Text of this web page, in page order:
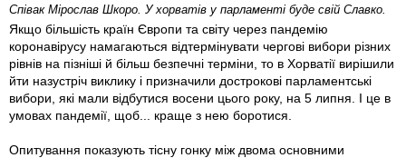
Співак Мірослав Шкоро. У хорватів у парламенті буде свій Славко.
Якщо більшість країн Європи та світу через пандемію
коронавірусу намагаються відтермінувати чергові ви­бори різних
рівнів на пізніші й більш безпечні терміни, то в Хорватії вирішили
йти назустріч виклику і призначили дострокові парламентські
вибори, які мали відбутися восени цього року, на 5 липня. І це в
умовах пандемії, щоб... краще з нею боротися.
Опитування показують тісну гонку між двома основними